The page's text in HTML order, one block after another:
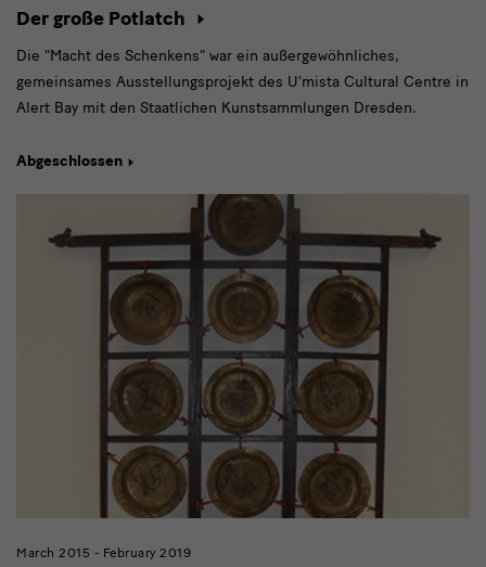
Der große Potlatch
Die "Macht des Schenkens" war ein außergewöhnliches,
gemeinsames Ausstellungsprojekt des U’mista Cultural Centre in
Alert Bay mit den Staatlichen Kunstsammlungen Dresden.
Abgeschlossen
March 2015 - February 2019